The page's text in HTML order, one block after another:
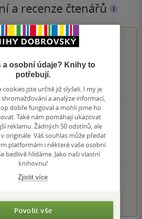
a recenze čtenářů
z5
hodnocení čtenářů
0×
5 hvězdiček
0×
4 hvězdičky
0×
3 hvězdičky
0×
2 hvězdičky
0×
1 hvezdička
HODNOCENÍ KNIHY
a osobní údaje? Knihy to
potřebují.
cookies jste určitě již slyšeli. I my je
a analýze informací,
dobře fungoval a mohli jsme ho
Také nám pomáhají ukazovat
reklamu. Žádných 50 odstínů, ale
originále. Váš souhlas může předat
platformám i některé vaše osobní
bedlivě hlídáme. Jako naši vlastní
knihovnu!
Zjistit více
Povolit vše